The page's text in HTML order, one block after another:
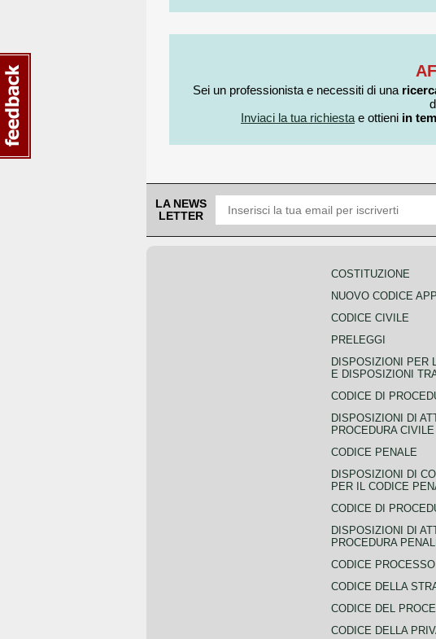
Sei un professionista e necessiti di una
Inviaci la tua richiesta e ottieni in
LA NEWS
LETTER
COSTITUZIONE
NUOVO CODICE
CODICE CIVILE
PRELEGGI
DISPOSIZIONI PER
E DISPOSIZIONI
CODICE DI
DISPOSIZIONI DI
PROCEDURA CIVILE
CODICE PENALE
DISPOSIZIONI DI
PER IL CODICE
CODICE DI
DISPOSIZIONI DI
PROCEDURA
CODICE
CODICE DELLA
CODICE DEL
CODICE DELLA